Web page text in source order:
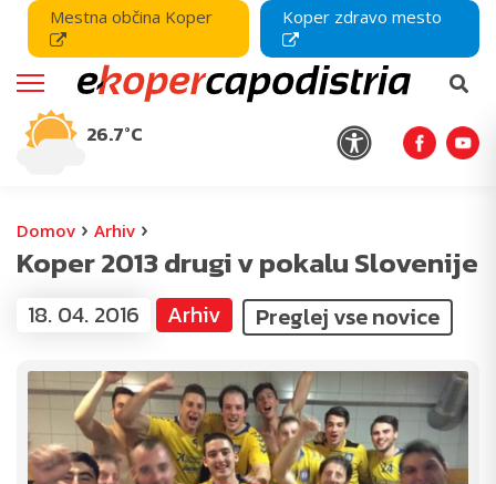
Mestna občina Koper Koper zdravo mesto
26.7°C
Domov › Arhiv ›
Koper 2013 drugi v pokalu Slovenije
18. 04. 2016 Arhiv Preglej vse novice